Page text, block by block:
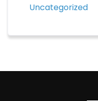
Uncategorized